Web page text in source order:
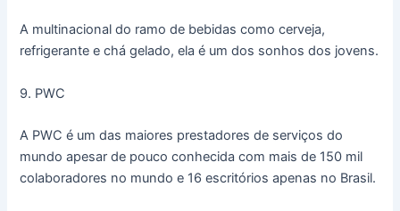
A multinacional do ramo de bebidas como cerveja,
refrigerante e chá gelado, ela é um dos sonhos dos jovens.
9. PWC
A PWC é um das maiores prestadores de serviços do
mundo apesar de pouco conhecida com mais de 150 mil
colaboradores no mundo e 16 escritórios apenas no Brasil.